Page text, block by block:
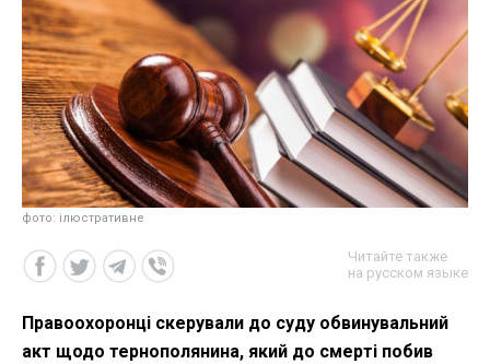
фото: ілюстративне
Читайте также
на русском языке
Правоохоронці скерували до суду обвинувальний
акт щодо тернополянина, який до смерті побив